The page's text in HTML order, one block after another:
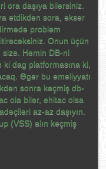
ora daşıya bilərsiniz.
etdikdən sora, əksər
problem
Onun üçün
sizə. Həmin DB-ni
dag platformasına ki,
Əgər bu əməliyyatı
sonra keçmiş db-
ola bilər, ehitac olsa
az-az daşıyın.
(VSS) alın keçmiş